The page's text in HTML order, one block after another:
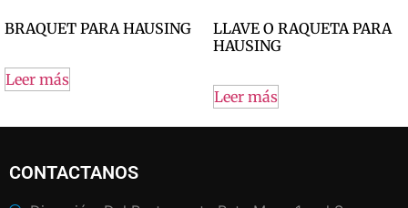
BRAQUET PARA HAUSING
Leer más
LLAVE O RAQUETA PARA
HAUSING
Leer más
CONTACTANOS